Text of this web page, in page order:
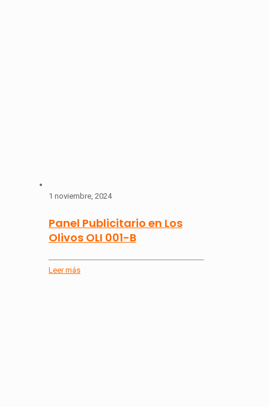
1 noviembre, 2024
Panel Publicitario en Los
Olivos OLI 001-B
Leer más